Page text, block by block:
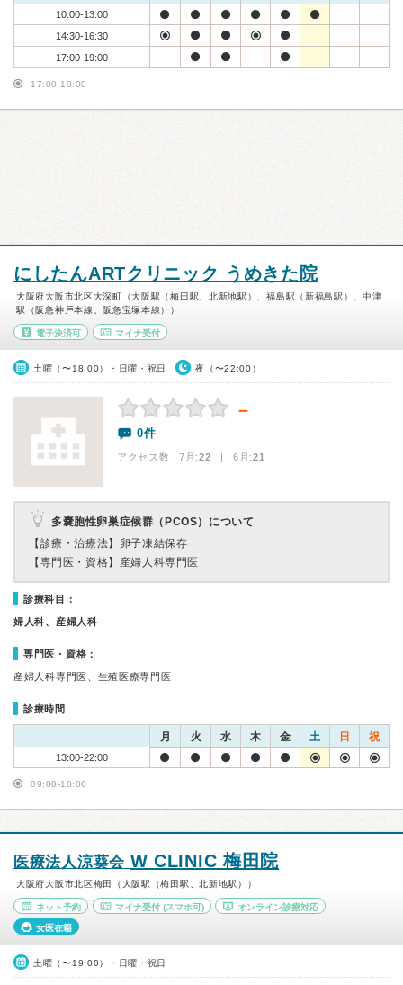
10:00-13:00
14:30-16:30
17:00-19:00
17:00-19:00
にしたんARTクリニック うめきた院
大阪府大阪市北区大深町（大阪駅（梅田駅、北新地駅）、福島駅（新福島駅）、中津
駅（阪急神戸本線、阪急宝塚本線））
電子決済可 マイナ受付
土曜（〜18:00）・日曜・祝日 夜（〜22:00）
－
0件
アクセス数 7月:22 | 6月:21
多嚢胞性卵巣症候群（PCOS）について
【診療・治療法】 卵子凍結保存
【専門医・資格】 産婦人科専門医
診療科目：
婦人科、産婦人科
専門医・資格：
産婦人科専門医、生殖医療専門医
診療時間
月 火 水 木 金 土 日 祝
13:00-22:00
09:00-18:00
医療法人涼葵会 W CLINIC 梅田院
大阪府大阪市北区梅田（大阪駅（梅田駅、北新地駅））
ネット予約 マイナ受付(スマホ可) オンライン診療対応
女医在籍
土曜（〜19:00）・日曜・祝日